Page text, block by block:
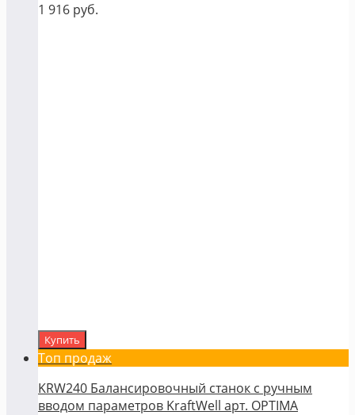
1 916 руб.
Купить
Топ продаж
KRW240 Балансировочный станок с ручным
вводом параметров KraftWell арт. OPTIMA